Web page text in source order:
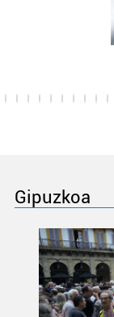
Gipuzkoa